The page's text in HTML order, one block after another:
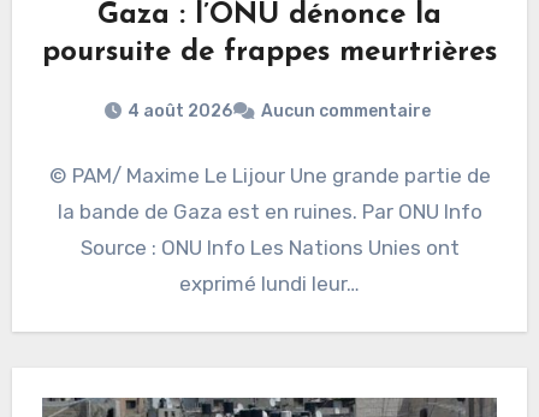
Gaza : l’ONU dénonce la
poursuite de frappes meurtrières
4 août 2026 Aucun commentaire
© PAM/ Maxime Le Lijour Une grande partie de
la bande de Gaza est en ruines. Par ONU Info
Source : ONU Info Les Nations Unies ont
exprimé lundi leur…